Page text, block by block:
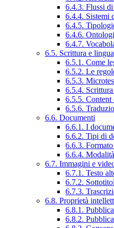
6.4.3. Flussi
6.4.4. Sistemi
6.4.5.
6.4.6.
6.4.7.
6.5. Scrittura e
6.5.1. Come
6.5.2. Le
6.5.3.
6.5.4.
6.5.5. Content
6.5.6.
6.6. Documenti
6.6.1. I
6.6.2. Tipi di
6.6.3.
6.6.4.
6.7. Immagini e
6.7.1. Testo
6.7.2.
6.7.3.
6.8. Proprietà
6.8.1.
6.8.2.